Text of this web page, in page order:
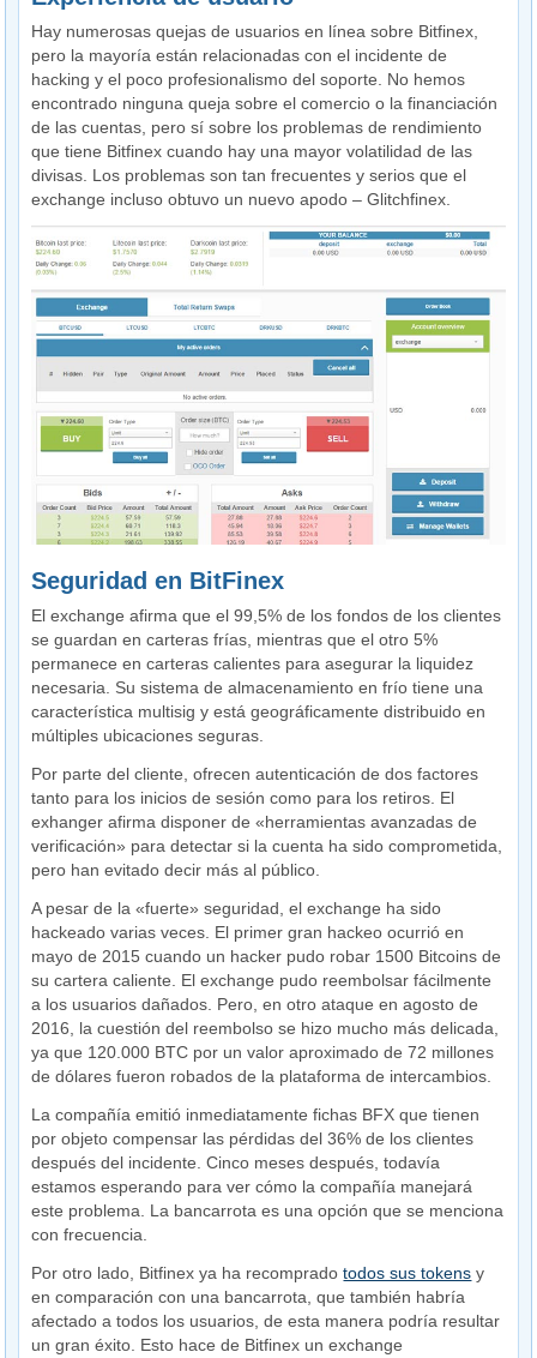
Hay numerosas quejas de usuarios en línea sobre Bitfinex,
pero la mayoría están relacionadas con el incidente de
hacking y el poco profesionalismo del soporte. No hemos
encontrado ninguna queja sobre el comercio o la financiación
de las cuentas, pero sí sobre los problemas de rendimiento
que tiene Bitfinex cuando hay una mayor volatilidad de las
divisas. Los problemas son tan frecuentes y serios que el
exchange incluso obtuvo un nuevo apodo – Glitchfinex.
Seguridad en BitFinex
El exchange afirma que el 99,5% de los fondos de los clientes
se guardan en carteras frías, mientras que el otro 5%
permanece en carteras calientes para asegurar la liquidez
necesaria. Su sistema de almacenamiento en frío tiene una
característica multisig y está geográficamente distribuido en
múltiples ubicaciones seguras.
Por parte del cliente, ofrecen autenticación de dos factores
tanto para los inicios de sesión como para los retiros. El
exhanger afirma disponer de «herramientas avanzadas de
verificación» para detectar si la cuenta ha sido comprometida,
pero han evitado decir más al público.
A pesar de la «fuerte» seguridad, el exchange ha sido
hackeado varias veces. El primer gran hackeo ocurrió en
mayo de 2015 cuando un hacker pudo robar 1500 Bitcoins de
su cartera caliente. El exchange pudo reembolsar fácilmente
a los usuarios dañados. Pero, en otro ataque en agosto de
2016, la cuestión del reembolso se hizo mucho más delicada,
ya que 120.000 BTC por un valor aproximado de 72 millones
de dólares fueron robados de la plataforma de intercambios.
La compañía emitió inmediatamente fichas BFX que tienen
por objeto compensar las pérdidas del 36% de los clientes
después del incidente. Cinco meses después, todavía
estamos esperando para ver cómo la compañía manejará
este problema. La bancarrota es una opción que se menciona
con frecuencia.
Por otro lado, Bitfinex ya ha recompradotodos sus tokens y
en comparación con una bancarrota, que también habría
afectado a todos los usuarios, de esta manera podría resultar
un gran éxito. Esto hace de Bitfinex un exchange